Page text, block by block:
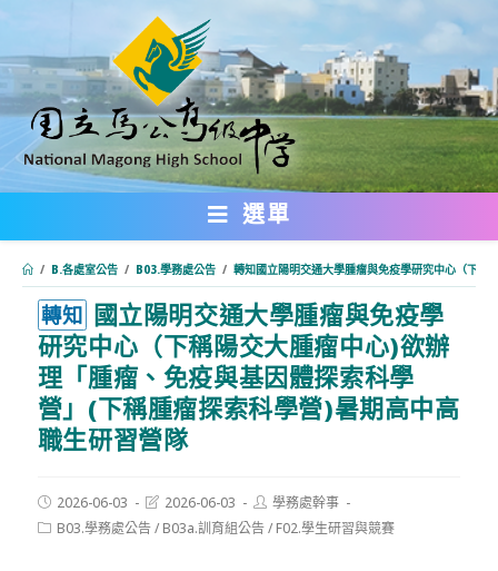
轉
主
要
內
選單
/ B.各處室公告 / B03.學務處公告 / 轉知國立陽明交通大學腫瘤與免疫學研究中心（下
轉知 國立陽明交通大學腫瘤與免疫學
研究中心（下稱陽交大腫瘤中心)欲辦
理「腫瘤、免疫與基因體探索科學
營」(下稱腫瘤探索科學營)暑期高中高
職生研習營隊
Post
published:
2026-06-03
Post
last
modified:
2026-06-03
Post
author:
學務處幹事
PostB03.學務處公告/ B03a.訓育組公告/ F02.學生研習與競賽